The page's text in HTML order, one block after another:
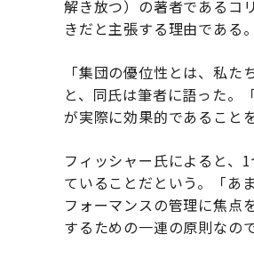
解き放つ）の著者であるコ
きだと主張する理由である。
「集団の優位性とは、私
と、同氏は筆者に語った。
が実際に効果的であること
フィッシャー氏によると、
ていることだという。「あ
フォーマンスの管理に焦点
するための一連の原則なので